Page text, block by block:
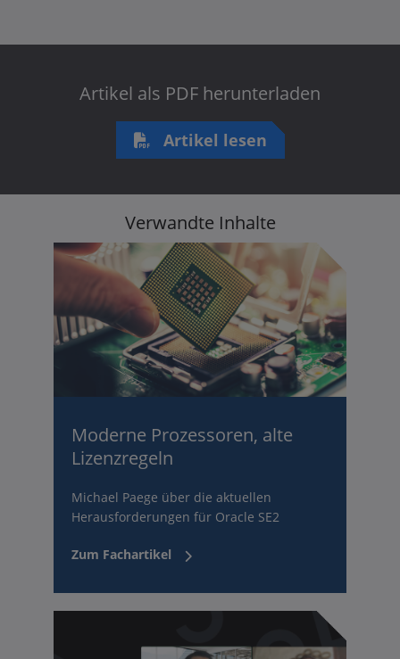
Artikel als PDF herunterladen
Artikel lesen
Verwandte Inhalte
Moderne Prozessoren, alte
Lizenzregeln
Michael Paege über die aktuellen
Herausforderungen für Oracle SE2
Zum Fachartikel